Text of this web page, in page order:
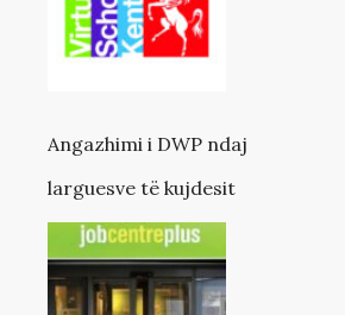
Angazhimi i DWP ndaj
larguesve të kujdesit